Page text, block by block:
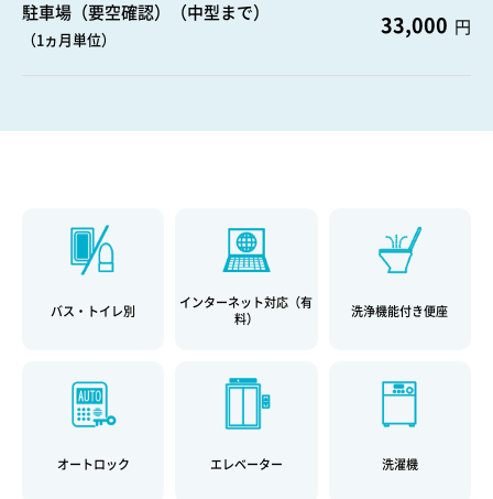
駐車場（要空確認）（中型まで）
（1ヵ月単位） 33,000 円
バス・トイレ別
インターネット対応（有
料）
洗浄機能付き便座
オートロック エレベーター 洗濯機